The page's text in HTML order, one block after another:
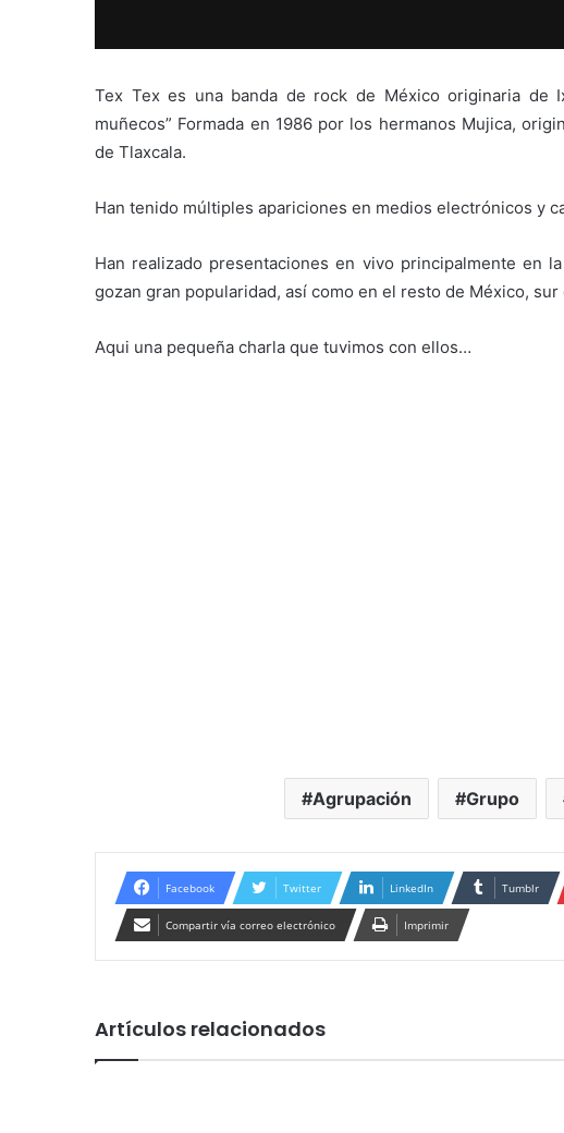
Tex Tex es una banda de rock de México originaria de
muñecos” Formada en 1986 por los hermanos Mujica,
de Tlaxcala.
Han tenido múltiples apariciones en medios electrónicos y
Han realizado presentaciones en vivo principalmente en
gozan gran popularidad, así como en el resto de México, sur
Aqui una pequeña charla que tuvimos con ellos…
Agrupación Grupo
Facebook Twitter LinkedIn Tumblr
Compartir vía correo electrónico Imprimir
Artículos relacionados